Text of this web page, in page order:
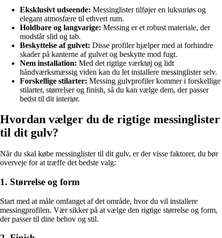
Eksklusivt udseende: Messinglister tilføjer en luksuriøs og
elegant atmosfære til ethvert rum.
Holdbare og langvarige: Messing er et robust materiale, der
modstår slid og tab.
Beskyttelse af gulvet: Disse profiler hjælper med at forhindre
skader på kanterne af gulvet og beskytte mod fugt.
Nem installation: Med det rigtige værktøj og lidt
håndværksmæssig viden kan du let installere messinglister selv.
Forskellige stilarter: Messing gulvprofiler kommer i forskellige
stilarter, størrelser og finish, så du kan vælge dem, der passer
bedst til dit interiør.
Hvordan vælger du de rigtige messinglister
til dit gulv?
Når du skal købe messinglister til dit gulv, er der visse faktorer, du bør
overveje for at træffe det bedste valg:
1. Størrelse og form
Start med at måle omfanget af det område, hvor du vil installere
messingprofilen. Vær sikker på at vælge den rigtige størrelse og form,
der passer til dine behov og stil.